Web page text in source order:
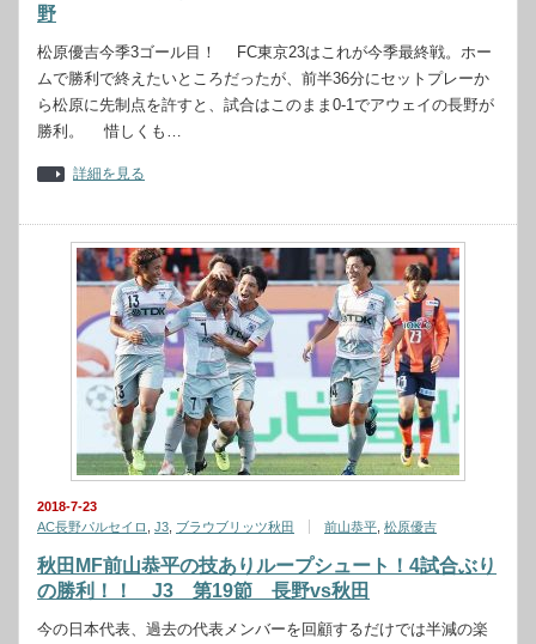
野
松原優吉今季3ゴール目！ FC東京23はこれが今季最終戦。ホー
ムで勝利で終えたいところだったが、前半36分にセットプレーか
ら松原に先制点を許すと、試合はこのまま0-1でアウェイの長野が
勝利。 惜しくも…
詳細を見る
2018-7-23
AC長野パルセイロ
J3 ブラウブリッツ秋田 前山恭平 松原優吉
秋田MF前山恭平の技ありループシュート！4試合ぶり
の勝利！！ J3 第19節 長野vs秋田
今の日本代表、過去の代表メンバーを回顧するだけでは半減の楽